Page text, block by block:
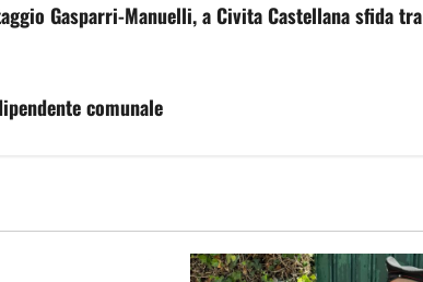
Gasparri-Manuelli, a Civita Castellana sfida tra
comunale